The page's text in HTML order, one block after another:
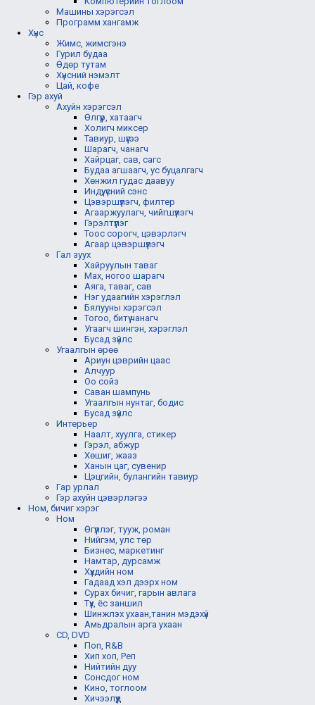
Машины хэрэгсэл
Программ хангамж
Хүнс
Жимс, жимсгэнэ
Гурил будаа
Өдөр тутам
Хүнсний нэмэлт
Цай, кофе
Гэр ахуй
Ахуйн хэрэгсэл
Өлгүүр, хатаагч
Холигч миксер
Тавиур, шүүгээ
Шарагч, чанагч
Хайрцаг, сав, сагс
Будаа агшаагч, ус буцалгагч
Хөнжил гудас даавуу
Индүү, үсний сэнс
Цэвэршүүлэгч, филтер
Агааржуулагч, чийгшүүлэгч
Гэрэлтүүлэг
Тоос сорогч, цэвэрлэгч
Агаар цэвэршүүлэгч
Гал зуух
Хайруулын таваг
Мах, ногоо шарагч
Аяга, таваг, сав
Нэг удаагийн хэрэглэл
Бялууны хэрэгсэл
Тогоо, битүү чанагч
Угаагч шингэн, хэрэглэл
Бусад зүйлс
Угаалгын өрөө
Ариун цэврийн цаас
Алчуур
Оо сойз
Саван шампунь
Угаалгын нунтаг, бодис
Бусад зүйлс
Интерьер
Наалт, хуулга, стикер
Гэрэл, абжур
Хөшиг, жааз
Ханын цаг, сувенир
Цэцгийн, булангийн тавиур
Гар урлал
Гэр ахуйн цэвэрлэгээ
Ном, бичиг хэрэг
Ном
Өгүүллэг, тууж, роман
Нийгэм, улс төр
Бизнес, маркетинг
Намтар, дурсамж
Хүүхдийн ном
Гадаад хэл дээрх ном
Сурах бичиг, гарын авлага
Түүх, ёс заншил
Шинжлэх ухаан,танин мэдэхүй
Амьдралын арга ухаан
CD, DVD
Поп, R&B
Хип хоп, Реп
Нийтийн дуу
Сонсдог ном
Кино, тоглоом
Хичээлүүд